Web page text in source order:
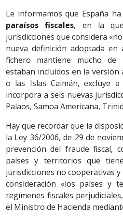
Le informamos que España
paraísos fiscales, en la
jurisdicciones que considera
nueva definición adoptada en
fichero mantiene mucho
estaban incluidos en la
o las Islas Caimán, excluye
incorpora a seis nuevas
Palaos, Samoa Americana,
Hay que recordar que la
la Ley 36/2006, de 29 de
prevención del fraude fiscal,
países y territorios que
jurisdicciones no cooperativas
consideración «los países y
regímenes fiscales
el Ministro de Hacienda